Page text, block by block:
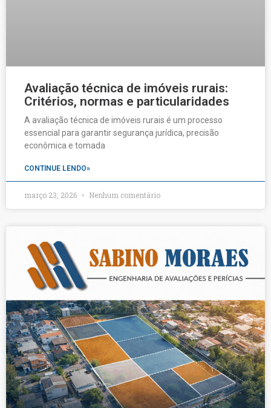
Avaliação técnica de imóveis rurais:
Critérios, normas e particularidades
A avaliação técnica de imóveis rurais é um processo
essencial para garantir segurança jurídica, precisão
econômica e tomada
CONTINUE LENDO»
março 23, 2026 Nenhum comentário